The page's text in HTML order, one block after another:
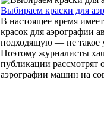
Выбираем краски для
В настоящее время
красок для аэрографии
подходящую — не такое
Поэтому журналисты
публикации рассмотрят
аэрографии машин на